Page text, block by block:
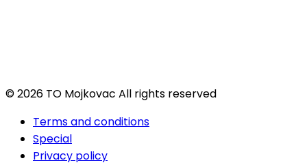
© 2026 TO Mojkovac All rights reserved
Terms and conditions
Special
Privacy policy